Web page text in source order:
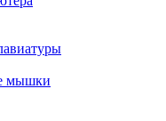
мышки